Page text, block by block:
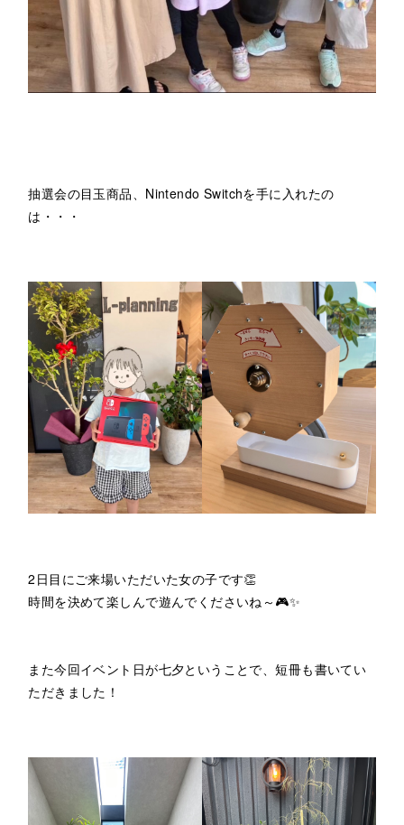
抽選会の目玉商品、Nintendo Switchを手に入れたの
は・・・
2日目にご来場いただいた女の子です👏
時間を決めて楽しんで遊んでくださいね～🎮✨
また今回イベント日が七夕ということで、短冊も書いてい
ただきました！